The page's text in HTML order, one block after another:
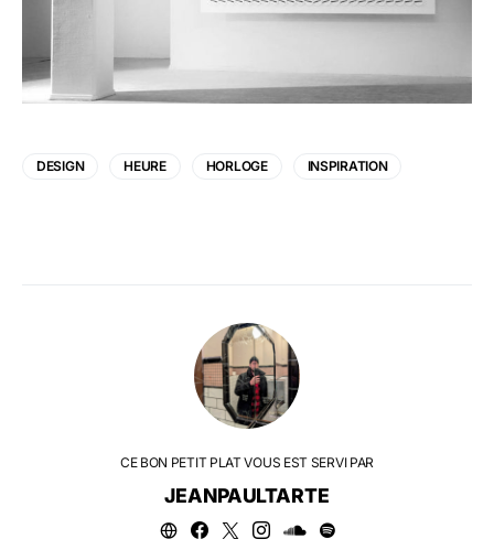
DESIGN HEURE HORLOGE INSPIRATION
CE BON PETIT PLAT VOUS EST SERVI PAR
JEANPAULTARTE